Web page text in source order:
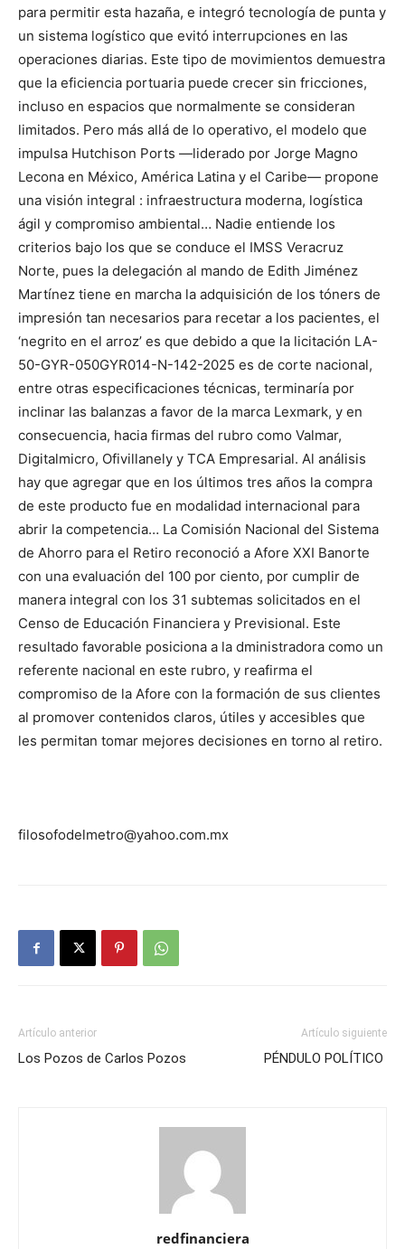
para permitir esta hazaña, e integró tecnología de punta y
un sistema logístico que evitó interrupciones en las
operaciones diarias. Este tipo de movimientos demuestra
que la eficiencia portuaria puede crecer sin fricciones,
incluso en espacios que normalmente se consideran
limitados. Pero más allá de lo operativo, el modelo que
impulsa Hutchison Ports —liderado por Jorge Magno
Lecona en México, América Latina y el Caribe— propone
una visión integral : infraestructura moderna, logística
ágil y compromiso ambiental… Nadie entiende los
criterios bajo los que se conduce el IMSS Veracruz
Norte, pues la delegación al mando de Edith Jiménez
Martínez tiene en marcha la adquisición de los tóners de
impresión tan necesarios para recetar a los pacientes, el
‘negrito en el arroz’ es que debido a que la licitación LA-
50-GYR-050GYR014-N-142-2025 es de corte nacional,
entre otras especificaciones técnicas, terminaría por
inclinar las balanzas a favor de la marca Lexmark, y en
consecuencia, hacia firmas del rubro como Valmar,
Digitalmicro, Ofivillanely y TCA Empresarial. Al análisis
hay que agregar que en los últimos tres años la compra
de este producto fue en modalidad internacional para
abrir la competencia… La Comisión Nacional del Sistema
de Ahorro para el Retiro reconoció a Afore XXI Banorte
con una evaluación del 100 por ciento, por cumplir de
manera integral con los 31 subtemas solicitados en el
Censo de Educación Financiera y Previsional. Este
resultado favorable posiciona a la dministradora como un
referente nacional en este rubro, y reafirma el
compromiso de la Afore con la formación de sus clientes
al promover contenidos claros, útiles y accesibles que
les permitan tomar mejores decisiones en torno al retiro.
filosofodelmetro@yahoo.com.mx
Artículo anterior
Los Pozos de Carlos Pozos
Artículo siguiente
PÉNDULO POLÍTICO
redfinanciera